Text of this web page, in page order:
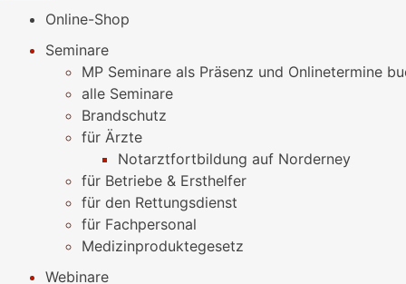
Online-Shop
Seminare
MP Seminare als Präsenz und Onlinetermine
alle Seminare
Brandschutz
für Ärzte
Notarztfortbildung auf Norderney
für Betriebe & Ersthelfer
für den Rettungsdienst
für Fachpersonal
Medizinproduktegesetz
Webinare